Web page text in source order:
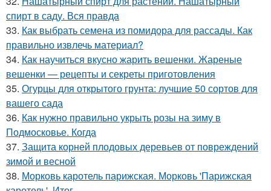
спирт в саду. Вся правда
33. Как выбрать семена из помидора для рассады. Как
правильно извлечь материал?
34. Как научиться вкусно жарить вешенки. Жареные
вешенки — рецепты и секреты приготовления
35. Огурцы для открытого грунта: лучшие 50 сортов для
вашего сада
36. Как нужно правильно укрыть розы на зиму в
Подмосковье. Когда
37. Защита корней плодовых деревьев от повреждений
зимой и весной
38. Морковь каротель парижская. Морковь 'Парижская